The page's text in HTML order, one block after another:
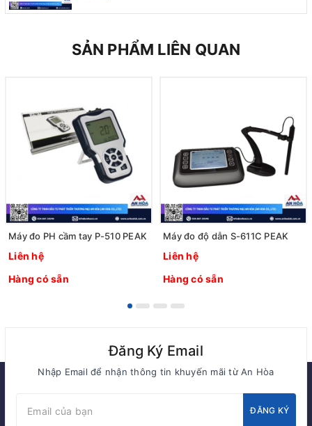
SẢN PHẨM LIÊN QUAN
Máy đo PH cầm tay P-510 PEAK
Liên hệ
Hàng có sẵn
Máy đo độ dẫn S-611C PEAK
Liên hệ
Hàng có sẵn
Đăng Ký Email
Nhập Email để nhận thông tin khuyến mãi từ An Hòa
ĐĂNG KÝ